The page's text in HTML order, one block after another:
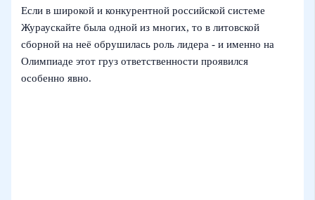
Если в широкой и конкурентной российской системе
Жураускайте была одной из многих, то в литовской
сборной на неё обрушилась роль лидера - и именно на
Олимпиаде этот груз ответственности проявился
особенно явно.